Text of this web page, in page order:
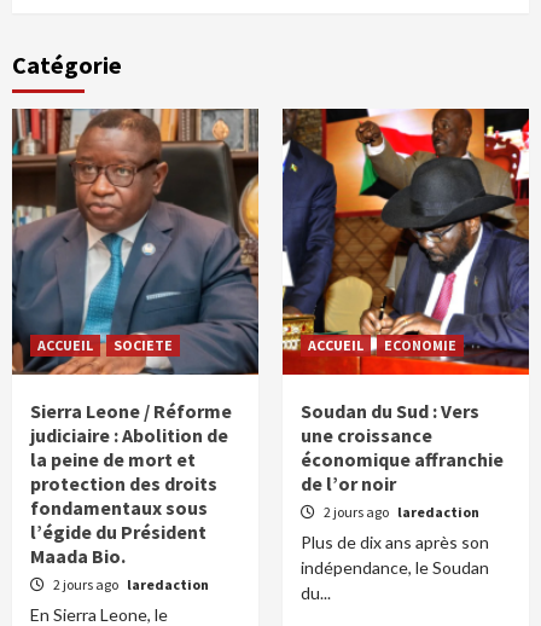
Catégorie
ACCUEIL SOCIETE
Sierra Leone / Réforme
judiciaire : Abolition de
la peine de mort et
protection des droits
fondamentaux sous
l’égide du Président
Maada Bio.
2 jours ago laredaction
En Sierra Leone, le
ACCUEIL ECONOMIE
Soudan du Sud : Vers
une croissance
économique affranchie
de l’or noir
2 jours ago laredaction
Plus de dix ans après son
indépendance, le Soudan
du...